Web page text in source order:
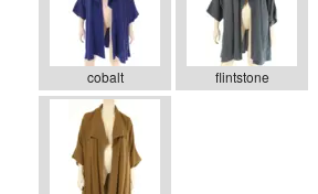
cobalt flintstone